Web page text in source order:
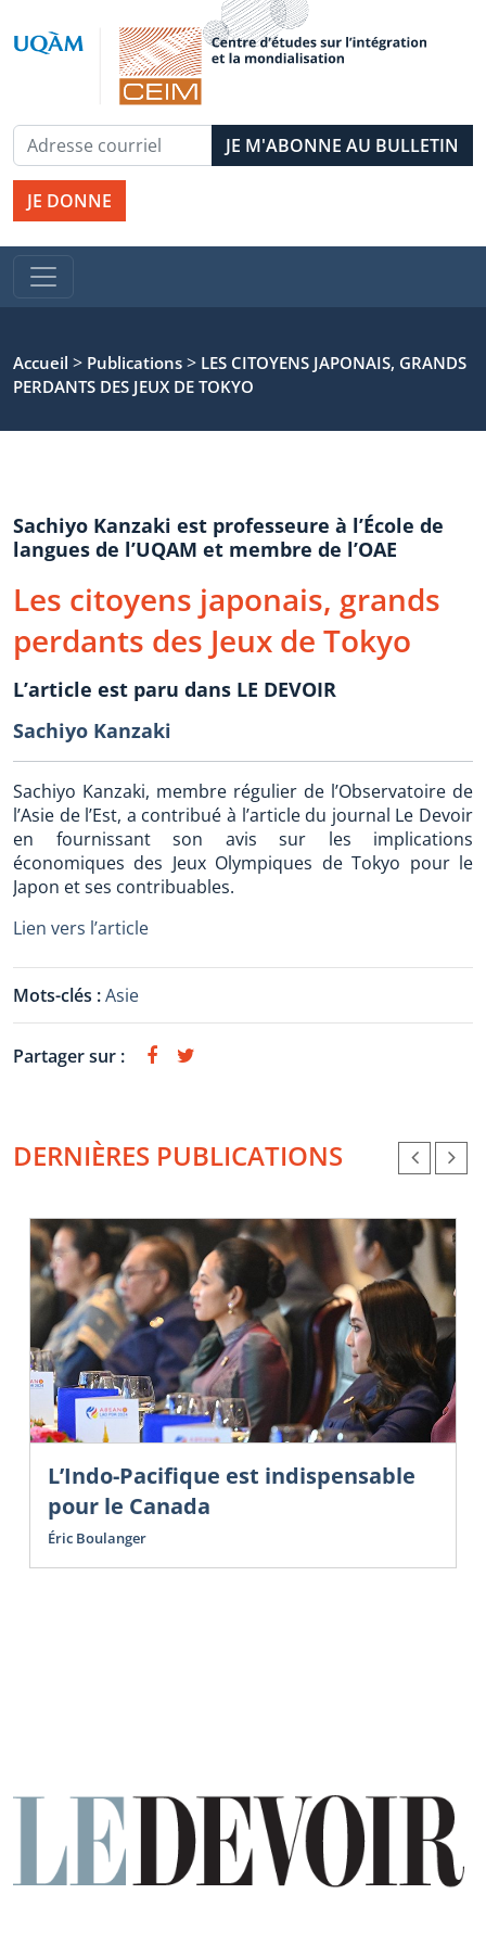
JE DONNE
Accueil > Publications > LES CITOYENS JAPONAIS, GRANDS
PERDANTS DES JEUX DE TOKYO
Sachiyo Kanzaki est professeure à l’École de
langues de l’UQAM et membre de l’OAE
Les citoyens japonais, grands
perdants des Jeux de Tokyo
L’article est paru dans LE DEVOIR
Sachiyo Kanzaki
Sachiyo Kanzaki, membre régulier de l’Observatoire de
l’Asie de l’Est, a contribué à l’article du journal Le Devoir
en fournissant son avis sur les implications
économiques des Jeux Olympiques de Tokyo pour le
Japon et ses contribuables.
Lien vers l’article
Mots-clés :Asie
Partager sur :
DERNIÈRES PUBLICATIONS
L’Indo-Pacifique est indispensable
pour le Canada
Éric Boulanger